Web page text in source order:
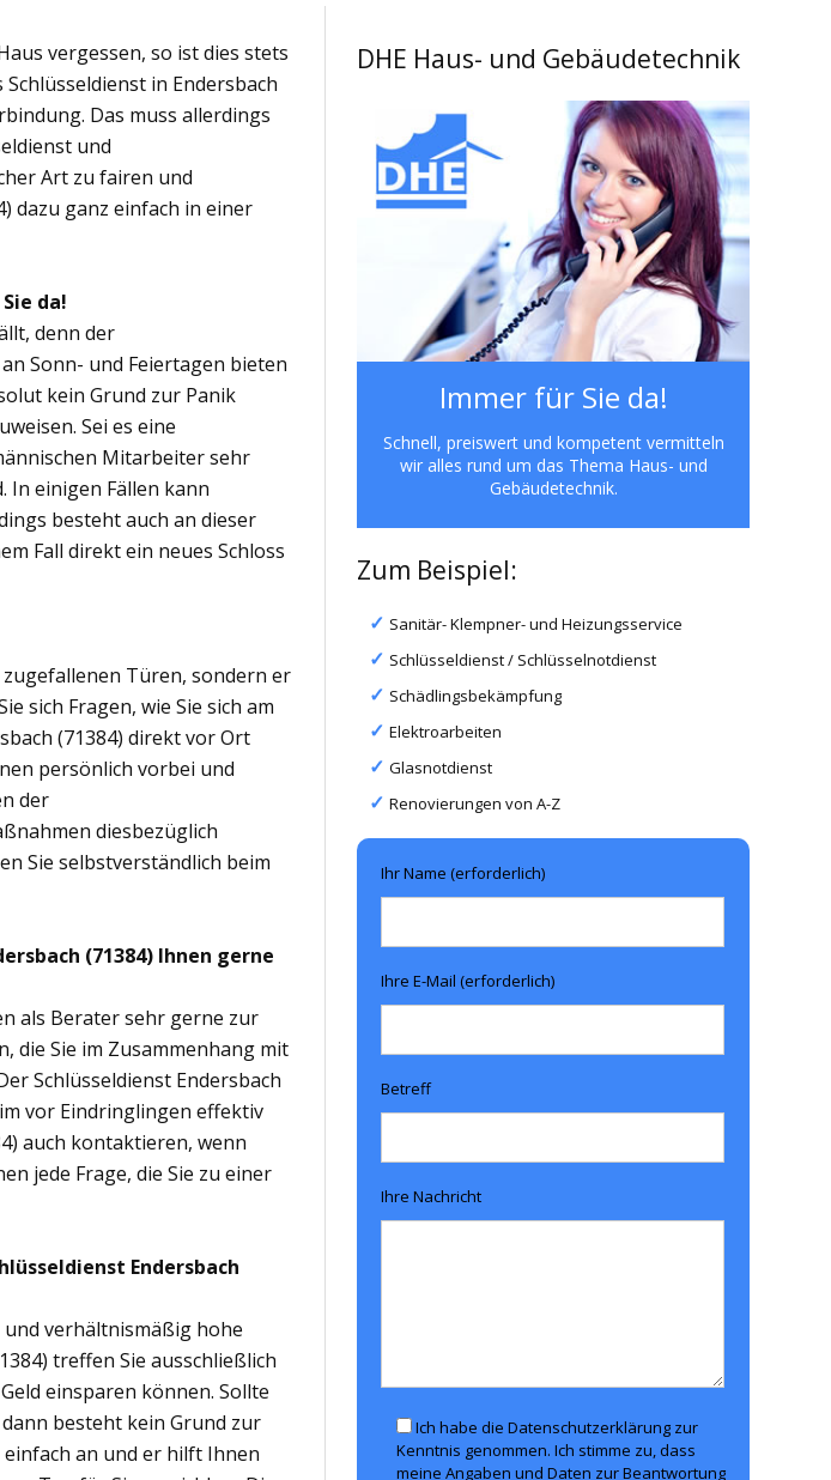
DHE Haus- und Gebäudetechnik
Immer für Sie da!
Schnell, preiswert und kompetent vermitteln
wir alles rund um das Thema Haus- und
Gebäudetechnik.
Zum Beispiel:
Sanitär- Klempner- und Heizungsservice
Schlüsseldienst / Schlüsselnotdienst
Schädlingsbekämpfung
Elektroarbeiten
Glasnotdienst
Renovierungen von A-Z
Ihr Name (erforderlich)
Ihre E-Mail (erforderlich)
Betreff
Ihre Nachricht
Ich habe die Datenschutzerklärung zur
Kenntnis genommen. Ich stimme zu, dass
meine Angaben und Daten zur Beantwortung
vergessen, so ist dies stets
in Endersbach
Das muss allerdings
und
Art zu fairen und
dazu ganz einfach in einer
da!
denn der
Sonn- und Feiertagen bieten
kein Grund zur Panik
Sei es eine
Mitarbeiter sehr
In einigen Fällen kann
besteht auch an dieser
Fall direkt ein neues Schloss
Türen, sondern er
sich Fragen, wie Sie sich am
(71384) direkt vor Ort
persönlich vorbei und
der
diesbezüglich
Sie selbstverständlich beim
(71384) Ihnen gerne
als Berater sehr gerne zur
die Sie im Zusammenhang mit
Schlüsseldienst Endersbach
vor Eindringlingen effektiv
auch kontaktieren, wenn
jede Frage, die Sie zu einer
Endersbach
und verhältnismäßig hohe
treffen Sie ausschließlich
einsparen können. Sollte
besteht kein Grund zur
einfach an und er hilft Ihnen